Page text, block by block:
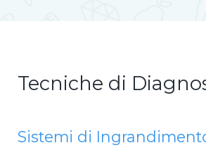
Tecniche di
Sistemi di